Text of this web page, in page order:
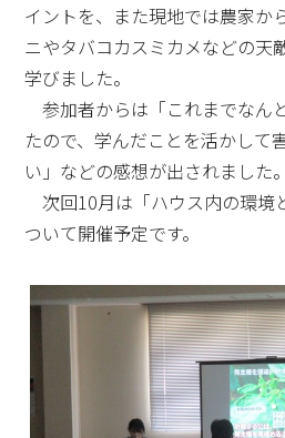
イントを、また現地では農家か
ニやタバコカスミカメなどの天
学びました。
参加者からは「これまでなん
たので、学んだことを活かして
い」などの感想が出されました。
次回10月は「ハウス内の環境
ついて開催予定です。